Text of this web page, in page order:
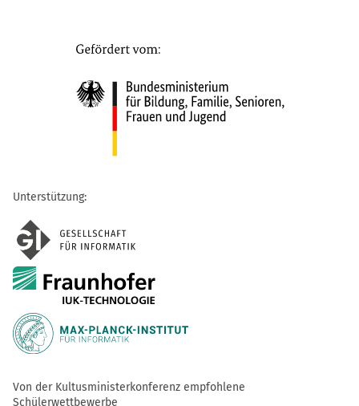
Unterstützung:
Von der Kultusministerkonferenz empfohlene
Schülerwettbewerbe